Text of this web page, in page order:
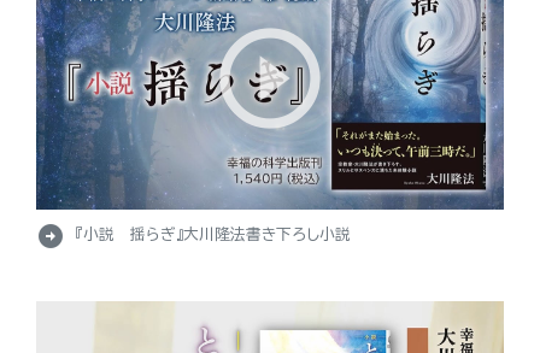
arrow_circle_right 『小説 揺らぎ』大川隆法書き下ろし小説